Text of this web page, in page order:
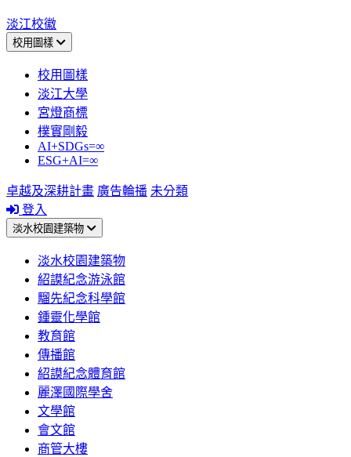
淡江校徽
校用圖樣
校用圖樣
淡江大學
宮燈商標
樸實剛毅
AI+SDGs=∞
ESG+AI=∞
卓越及深耕計畫 廣告輪播 未分類
登入
淡水校園建築物
淡水校園建築物
紹謨紀念游泳館
騮先紀念科學館
鍾靈化學館
教育館
傳播館
紹謨紀念體育館
麗澤國際學舍
文學館
會文館
商管大樓